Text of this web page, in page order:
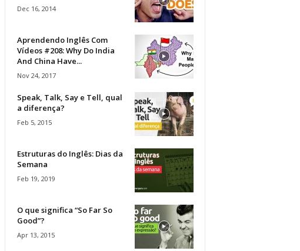
Dec 16, 2014
Aprendendo Inglês Com
Vídeos #208: Why Do India
And China Have...
Nov 24, 2017
Speak, Talk, Say e Tell, qual
a diferença?
Feb 5, 2015
Estruturas do Inglês: Dias da
Semana
Feb 19, 2019
O que significa “So Far So
Good”?
Apr 13, 2015